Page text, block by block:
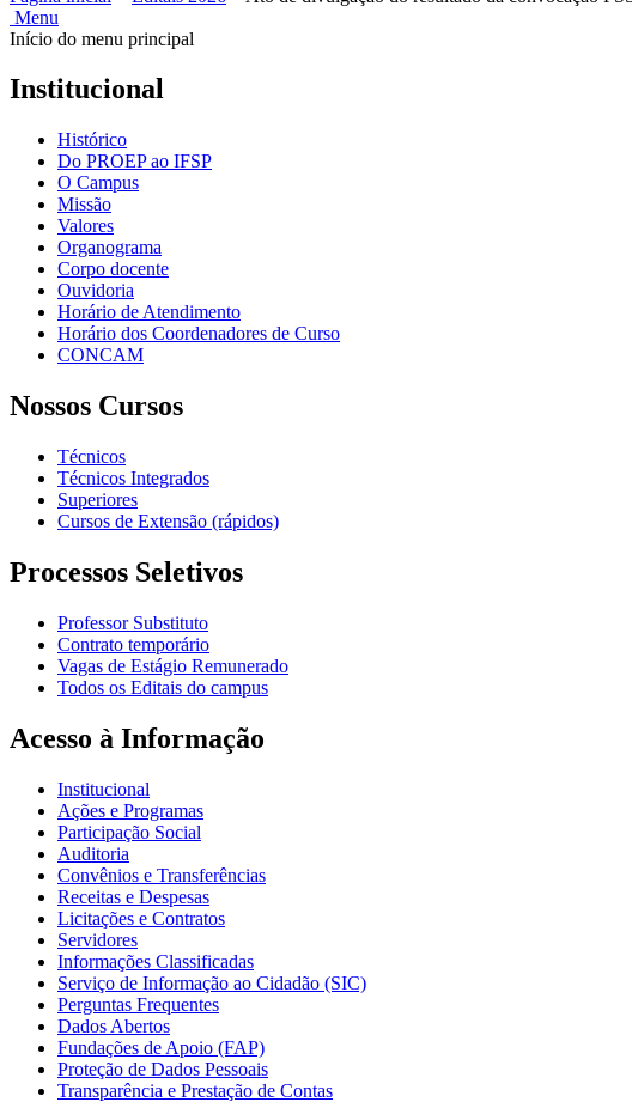
Menu
Início do menu principal
Institucional
Histórico
Do PROEP ao IFSP
O Campus
Missão
Valores
Organograma
Corpo docente
Ouvidoria
Horário de Atendimento
Horário dos Coordenadores de Curso
CONCAM
Nossos Cursos
Técnicos
Técnicos Integrados
Superiores
Cursos de Extensão (rápidos)
Processos Seletivos
Professor Substituto
Contrato temporário
Vagas de Estágio Remunerado
Todos os Editais do campus
Acesso à Informação
Institucional
Ações e Programas
Participação Social
Auditoria
Convênios e Transferências
Receitas e Despesas
Licitações e Contratos
Servidores
Informações Classificadas
Serviço de Informação ao Cidadão (SIC)
Perguntas Frequentes
Dados Abertos
Fundações de Apoio (FAP)
Proteção de Dados Pessoais
Transparência e Prestação de Contas